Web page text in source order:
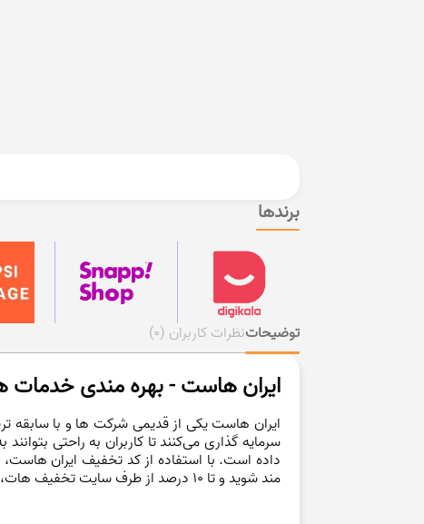
برندها
توضیحاتنظرات کاربران (0)
ایران هاست - بهره مندی خدمات
ایران هاست یکی از قدیمی شرکت ها و با سابقه
سرمایه گذاری می‌کنند تا کاربران به راحتی
داده است. با استفاده از کد تخفیف ایران
مند شوید و تا ۱۰ درصد از طرف سایت تخفیف هات، تخفیف دریافت کنید و از خدمات با کیفیت و هاست ارزان قیمت لذت ببرید.